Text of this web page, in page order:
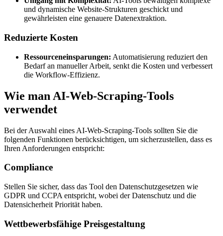
und dynamische Website-Strukturen geschickt und
gewährleisten eine genauere Datenextraktion.
Reduzierte Kosten
Ressourceneinsparungen: Automatisierung reduziert den
Bedarf an manueller Arbeit, senkt die Kosten und verbessert
die Workflow-Effizienz.
Wie man AI-Web-Scraping-Tools
verwendet
Bei der Auswahl eines AI-Web-Scraping-Tools sollten Sie die
folgenden Funktionen berücksichtigen, um sicherzustellen, dass es
Ihren Anforderungen entspricht:
Compliance
Stellen Sie sicher, dass das Tool den Datenschutzgesetzen wie
GDPR und CCPA entspricht, wobei der Datenschutz und die
Datensicherheit Priorität haben.
Wettbewerbsfähige Preisgestaltung